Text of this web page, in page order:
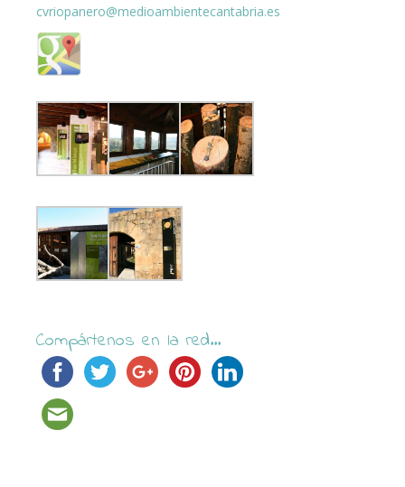
cvriopanero@medioambientecantabria.es
Compártenos en la red...